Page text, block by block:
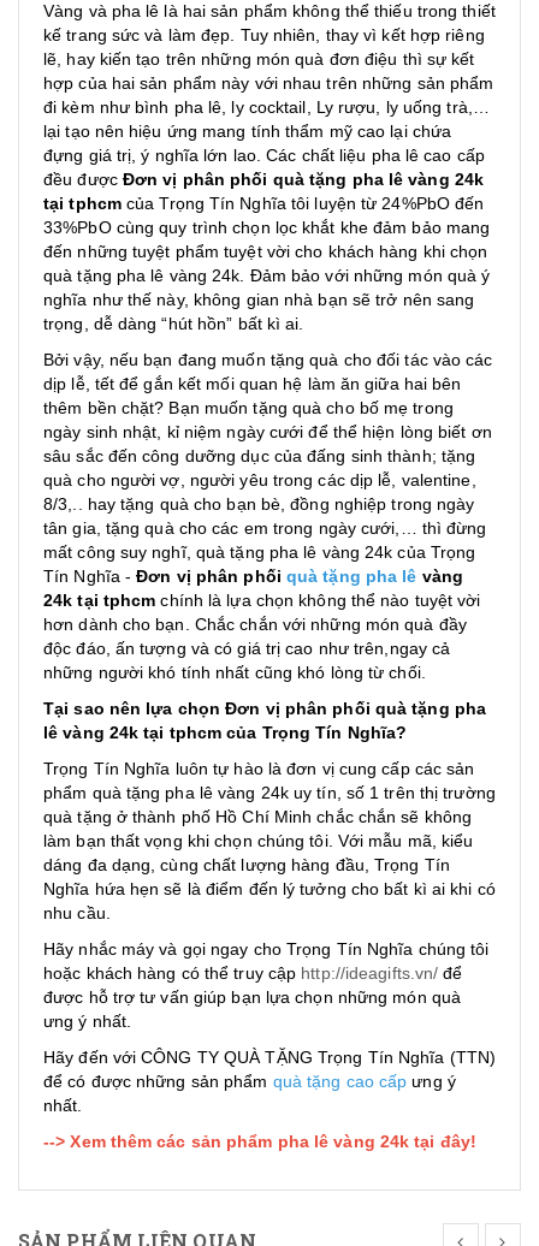
Vàng và pha lê là hai sản phẩm không thể thiếu trong thiết
kế trang sức và làm đẹp. Tuy nhiên, thay vì kết hợp riêng
lẽ, hay kiến tạo trên những món quà đơn điệu thì sự kết
hợp của hai sản phẩm này với nhau trên những sản phẩm
đi kèm như bình pha lê, ly cocktail, Ly rượu, ly uống trà,…
lại tạo nên hiệu ứng mang tính thẩm mỹ cao lại chứa
đựng giá trị, ý nghĩa lớn lao. Các chất liệu pha lê cao cấp
đều được Đơn vị phân phối quà tặng pha lê vàng 24k
tại tphcm của Trọng Tín Nghĩa tôi luyện từ 24%PbO đến
33%PbO cùng quy trình chọn lọc khắt khe đảm bảo mang
đến những tuyệt phẩm tuyệt vời cho khách hàng khi chọn
quà tặng pha lê vàng 24k. Đảm bảo với những món quà ý
nghĩa như thế này, không gian nhà bạn sẽ trở nên sang
trọng, dễ dàng “hút hồn” bất kì ai.
Bởi vậy, nếu bạn đang muốn tặng quà cho đối tác vào các
dịp lễ, tết để gắn kết mối quan hệ làm ăn giữa hai bên
thêm bền chặt? Bạn muốn tặng quà cho bố mẹ trong
ngày sinh nhật, kỉ niệm ngày cưới để thể hiện lòng biết ơn
sâu sắc đến công dưỡng dục của đấng sinh thành; tặng
quà cho người vợ, người yêu trong các dịp lễ, valentine,
8/3,.. hay tặng quà cho bạn bè, đồng nghiệp trong ngày
tân gia, tặng quà cho các em trong ngày cưới,… thì đừng
mất công suy nghĩ, quà tặng pha lê vàng 24k của Trọng
Tín Nghĩa -Đơn vị phân phối quà tặng pha lê vàng
24k tại tphcm chính là lựa chọn không thể nào tuyệt vời
hơn dành cho bạn. Chắc chắn với những món quà đầy
độc đáo, ấn tượng và có giá trị cao như trên,ngay cả
những người khó tính nhất cũng khó lòng từ chối.
Tại sao nên lựa chọn Đơn vị phân phối quà tặng pha
lê vàng 24k tại tphcm của Trọng Tín Nghĩa?
Trọng Tín Nghĩa luôn tự hào là đơn vị cung cấp các sản
phẩm quà tặng pha lê vàng 24k uy tín, số 1 trên thị trường
quà tặng ở thành phố Hồ Chí Minh chắc chắn sẽ không
làm bạn thất vọng khi chọn chúng tôi. Với mẫu mã, kiểu
dáng đa dạng, cùng chất lượng hàng đầu, Trọng Tín
Nghĩa hứa hẹn sẽ là điểm đến lý tưởng cho bất kì ai khi có
nhu cầu.
Hãy nhắc máy và gọi ngay cho Trọng Tín Nghĩa chúng tôi
hoặc khách hàng có thể truy cập http://ideagifts.vn/ để
được hỗ trợ tư vấn giúp bạn lựa chọn những món quà
ưng ý nhất.
Hãy đến với CÔNG TY QUÀ TẶNG Trọng Tín Nghĩa (TTN)
để có được những sản phẩm quà tặng cao cấpưng ý
nhất.
--> Xem thêm các sản phẩm pha lê vàng 24k tại đây!
SẢN PHẨM LIÊN QUAN